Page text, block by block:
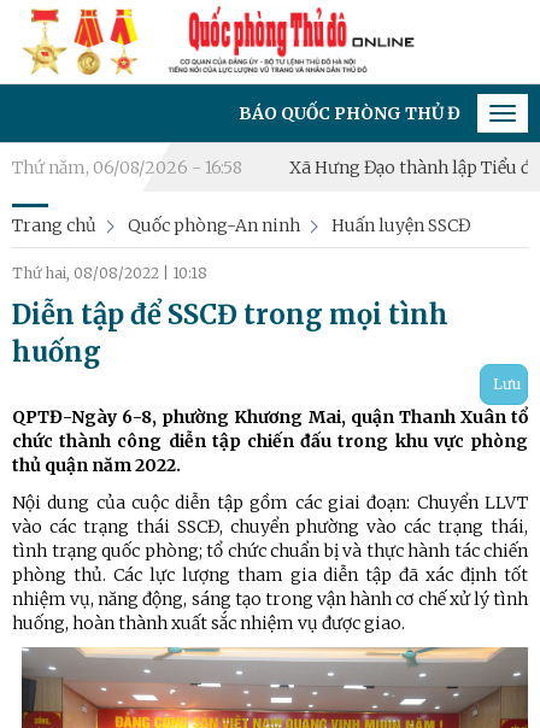
BÁO QUỐC PHÒNG THỦ ĐÔ - CƠ QUAN
Thứ năm, 06/08/2026 - 16:58
đấu phòng thủ năm 2026 Xã Hưng Đạo thành lập Tiểu đội
Trang chủ Quốc phòng-An ninh Huấn luyện SSCĐ
Thứ hai, 08/08/2022 10:18
Diễn tập để SSCĐ trong mọi tình
huống
Lưu
QPTĐ-Ngày 6-8, phường Khương Mai, quận Thanh Xuân tổ
chức thành công diễn tập chiến đấu trong khu vực phòng
thủ quận năm 2022.
Nội dung của cuộc diễn tập gồm các giai đoạn: Chuyển LLVT
vào các trạng thái SSCĐ, chuyển phường vào các trạng thái,
tình trạng quốc phòng; tổ chức chuẩn bị và thực hành tác chiến
phòng thủ. Các lực lượng tham gia diễn tập đã xác định tốt
nhiệm vụ, năng động, sáng tạo trong vận hành cơ chế xử lý tình
huống, hoàn thành xuất sắc nhiệm vụ được giao.